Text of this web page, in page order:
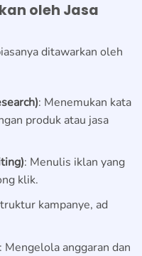
oleh Jasa
ditawarkan oleh
: Menemukan kata
produk atau jasa
: Menulis iklan yang
klik.
kampanye, ad
Mengelola anggaran dan